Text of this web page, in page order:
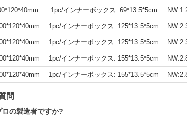
1pc/インナーボックス: 69*13.5*5cm
1pc/インナーボックス: 125*13.5*5cm
1pc/インナーボックス: 125*13.5*5cm
1pc/インナーボックス: 155*13.5*5cm
1pc/インナーボックス: 155*13.5*5cm
問
の製造者ですか?